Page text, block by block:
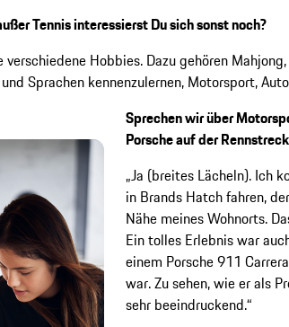
Tennis interessierst Du sich sonst noch?
verschiedene Hobbies. Dazu gehören
Sprachen kennenzulernen, Motorsport,
Sprechen wir über
Porsche auf der
„Ja (breites Lächeln). Ich
in Brands Hatch fahren,
Nähe meines Wohnorts.
Ein tolles Erlebnis war
einem Porsche 911
war. Zu sehen, wie er als
sehr beeindruckend.“